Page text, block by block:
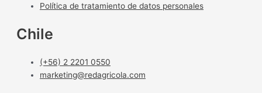
Política de tratamiento de datos personales
Chile
(+56) 2 2201 0550
marketing@redagricola.com